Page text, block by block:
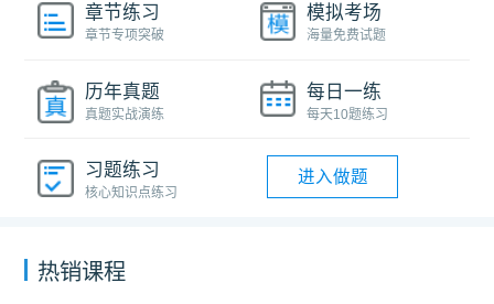
章节练习
章节专项突破
模拟考场
海量免费试题
历年真题
真题实战演练
每日一练
每天10题练习
习题练习
核心知识点练习
进入做题
热销课程